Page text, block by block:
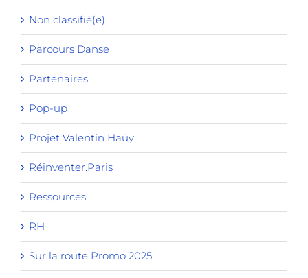
Non classifié(e)
Parcours Danse
Partenaires
Pop-up
Projet Valentin Haüy
Réinventer.Paris
Ressources
RH
Sur la route Promo 2025